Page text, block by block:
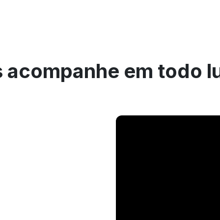
acompanhe em todo